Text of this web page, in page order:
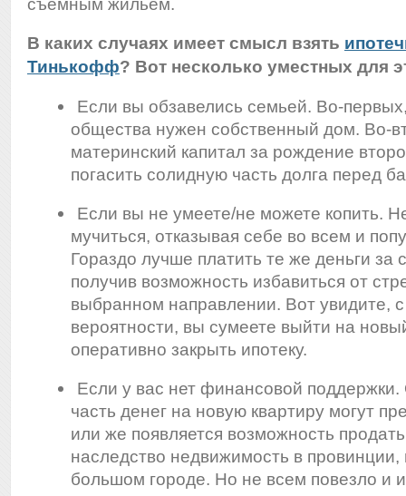
В каких случаях имеет смысл взять
Тинькофф? Вот несколько уместных для
Если вы обзавелись семьей. Во-
общества нужен собственный дом. Во-
материнский капитал за рождение
погасить солидную часть долга перед
Если вы не умеете/не можете копить.
мучиться, отказывая себе во всем и
Гораздо лучше платить те же деньги за
получив возможность избавиться от
выбранном направлении. Вот увидите,
вероятности, вы сумеете выйти на
оперативно закрыть ипотеку.
Если у вас нет финансовой
часть денег на новую квартиру могут
или же появляется возможность
наследство недвижимость в провинции,
большом городе. Но не всем повезло и